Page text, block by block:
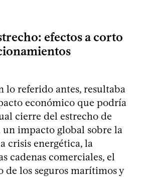
efectos a corto
lo referido antes, resultaba
económico que podría
cierre del estrecho de
impacto global sobre la
crisis energética, la
cadenas comerciales, el
de los seguros marítimos y